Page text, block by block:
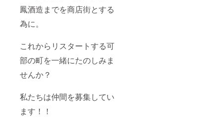
鳳酒造までを商店街とする
為に。
これからリスタートする可
部の町を一緒にたのしみま
せんか？
私たちは仲間を募集してい
ます！！